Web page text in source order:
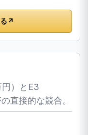
↗
）とE3
直接的な競合。